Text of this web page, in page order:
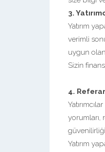
3.
Yatırım
verimli
uygun
Sizin
4.
yorumları,
Yatırım